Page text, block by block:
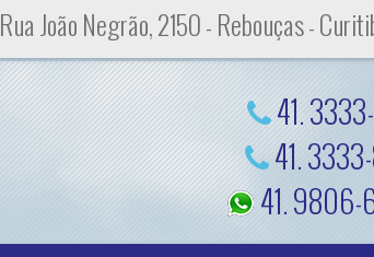
Rua João Negrão, 2150 - Rebouças -
41.
41.
41.